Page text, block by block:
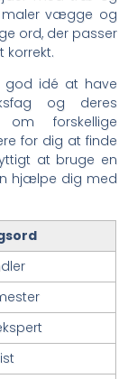
maler vægge og
ord, der passer
korrekt.
god idé at have
og deres
forskellige
for dig at finde
at bruge en
hjælpe dig med